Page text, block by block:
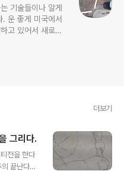
기술들이나 알게
고 있어서 새로운
유하고 싶습니다.
더보기
그리다.
전을 한다
끝난다고